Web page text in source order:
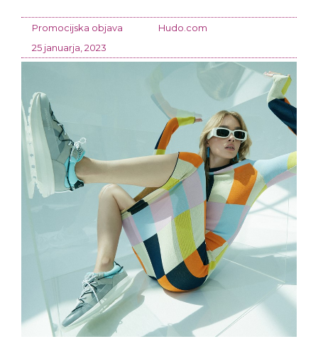
Promocijska objava
Hudo.com
25 januarja, 2023